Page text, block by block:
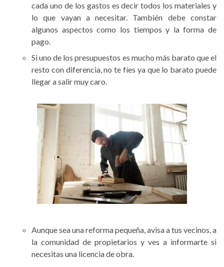
cada uno de los gastos es decir todos los materiales y
lo que vayan a necesitar. También debe constar
algunos aspectos como los tiempos y la forma de
pago.
Si uno de los presupuestos es mucho más barato que el
resto con diferencia, no te fíes ya que lo barato puede
llegar a salir muy caro.
Aunque sea una reforma pequeña, avisa a tus vecinos, a
la comunidad de propietarios y ves a informarte si
necesitas una licencia de obra.